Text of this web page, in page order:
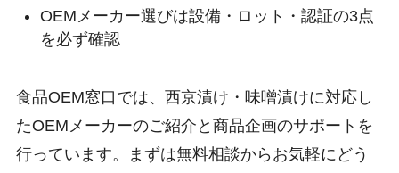
OEMメーカー選びは設備・ロット・認証の3点
を必ず確認
食品OEM窓口では、西京漬け・味噌漬けに対応し
たOEMメーカーのご紹介と商品企画のサポートを
行っています。まずは無料相談からお気軽にどう